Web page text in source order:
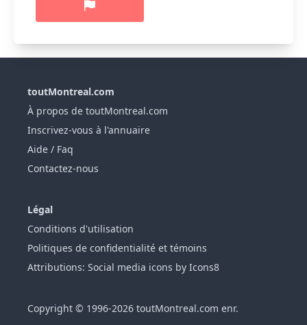
toutMontreal.com
À propos de toutMontreal.com
Inscrivez-vous à l'annuaire
Aide / Faq
Contactez-nous
Légal
Conditions d'utilisation
Politiques de confidentialité et témoins
Attributions: Social media icons by Icons8
Copyright © 1996-2026 toutMontreal.com enr.